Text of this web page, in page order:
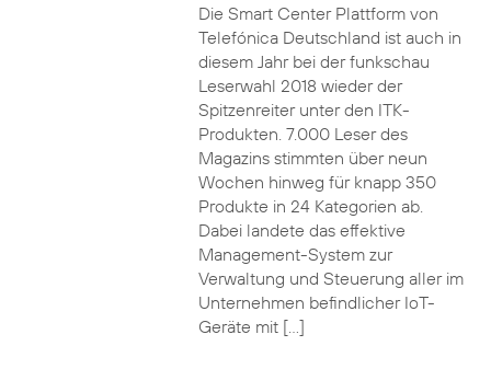
Die Smart Center Plattform von
Telefónica Deutschland ist auch in
diesem Jahr bei der funkschau
Leserwahl 2018 wieder der
Spitzenreiter unter den ITK-
Produkten. 7.000 Leser des
Magazins stimmten über neun
Wochen hinweg für knapp 350
Produkte in 24 Kategorien ab.
Dabei landete das effektive
Management-System zur
Verwaltung und Steuerung aller im
Unternehmen befindlicher IoT-
Geräte mit […]